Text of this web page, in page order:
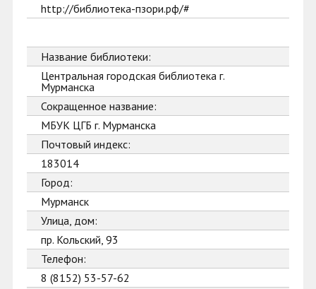
http://библиотека-пзори.рф/#
Название библиотеки:
Центральная городская библиотека г.
Мурманска
Сокращенное название:
МБУК ЦГБ г. Мурманска
Почтовый индекс:
183014
Город:
Мурманск
Улица, дом:
пр. Кольский, 93
Телефон:
8 (8152) 53-57-62